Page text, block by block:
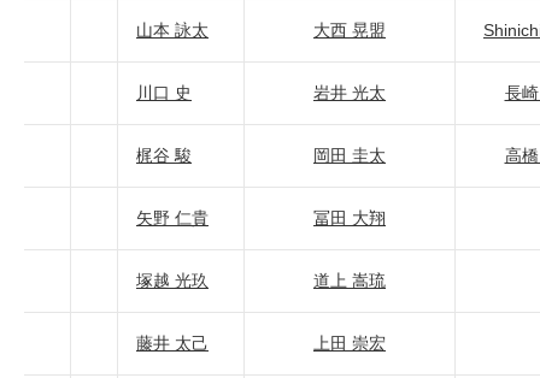
山本 詠太 大西 晃盟
川口 史 岩井 光太 長
梶谷 駿 岡田 圭太 高
矢野 仁貴 冨田 大翔
塚越 光玖 道上 嵩琉
藤井 太己 上田 崇宏